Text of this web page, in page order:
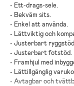
- Ett-drags-sele.
- Bekväm sits.
- Enkel att använda.
- Lättviktig och
- Justerbart
- Justerbart fotstöd.
- Framhjul med
- Lättillgänglig
- Avtagbar och